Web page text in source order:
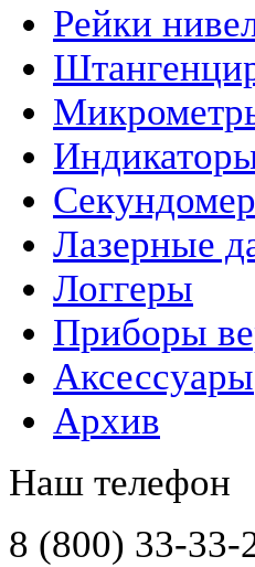
Рейки
Лазерные
Логгеры
Приборы
Аксессуары
Архив
Наш телефон
8 (800) 33-33-